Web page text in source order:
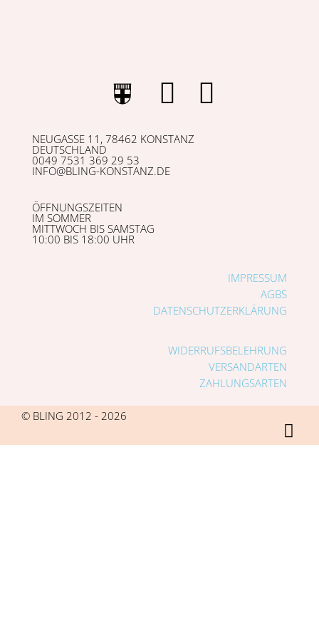
NEUGASSE 11, 78462 KONSTANZ
DEUTSCHLAND
0049 7531 369 29 53
INFO@BLING-KONSTANZ.DE
ÖFFNUNGSZEITEN
IM SOMMER
MITTWOCH BIS SAMSTAG
10:00 BIS 18:00 UHR
IMPRESSUM
AGBS
DATENSCHUTZERKLÄRUNG
WIDERRUFSBELEHRUNG
VERSANDARTEN
ZAHLUNGSARTEN
© BLING 2012 - 2026